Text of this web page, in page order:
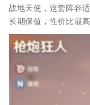
战地天使，这套阵容
长期保值，性价比最高